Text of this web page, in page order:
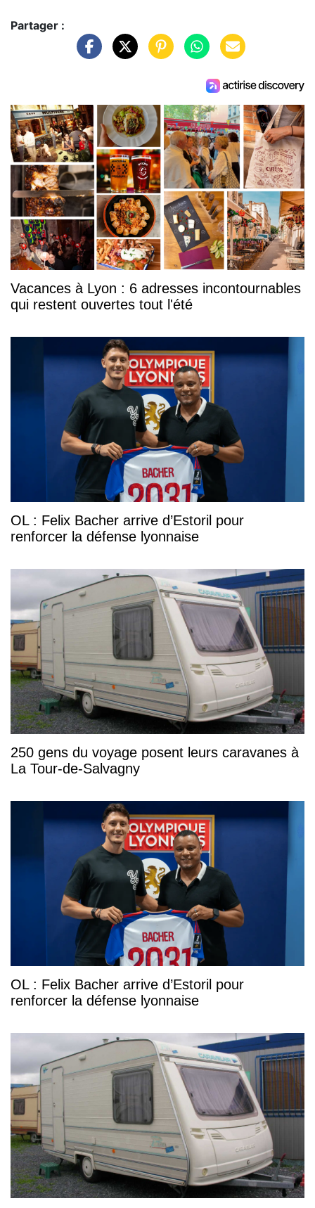
Partager :
Vacances à Lyon : 6 adresses incontournables
qui restent ouvertes tout l'été
OL : Felix Bacher arrive d’Estoril pour
renforcer la défense lyonnaise
250 gens du voyage posent leurs caravanes à
La Tour-de-Salvagny
OL : Felix Bacher arrive d’Estoril pour
renforcer la défense lyonnaise